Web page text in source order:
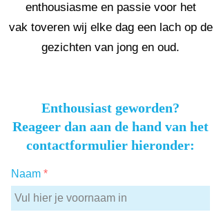
enthousiasme en passie voor het
vaktoveren wij elke dag een lach op de
gezichten van jong en oud.
Enthousiast geworden?
Reageer dan aan de hand van het
contactformulier hieronder:
Naam